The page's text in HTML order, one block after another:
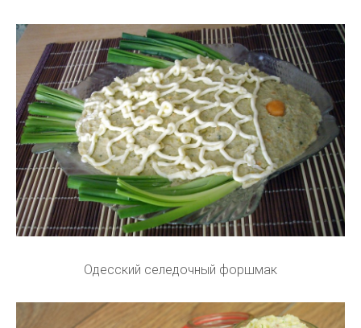
Одесский селедочный форшмак